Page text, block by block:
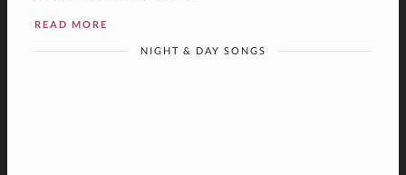
READ MORE
NIGHT & DAY SONGS